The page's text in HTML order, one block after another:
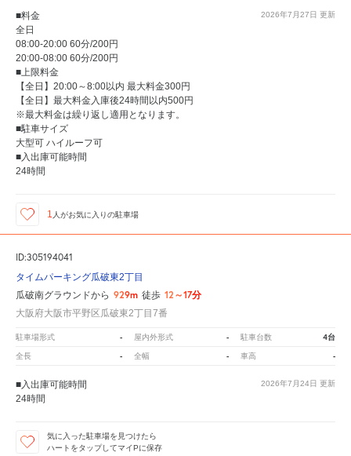
2026年7月27日 更新
■料金
全日
08:00-20:00 60分/200円
20:00-08:00 60分/200円
■上限料金
【全日】20:00～8:00以内 最大料金300円
【全日】最大料金入庫後24時間以内500円
※最大料金は繰り返し適用となります。
■駐車サイズ
大型可 ハイルーフ可
■入出庫可能時間
24時間
1 人がお気に入りの駐車場
ID:305194041
タイムパーキング瓜破東2丁目
瓜破南グラウンドから 929m 徒歩 12～17分
大阪府大阪市平野区瓜破東2丁目7番
駐車場形式 - 屋内外形式 - 駐車台数 4台
全長 - 全幅 - 車高 -
2026年7月24日 更新
■入出庫可能時間
24時間
気に入った駐車場を見つけたら
ハートをタップしてマイPに保存